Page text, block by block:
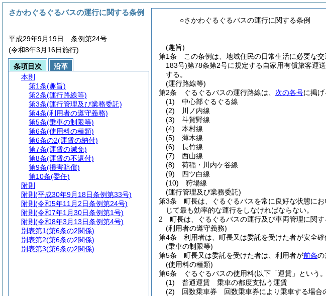
○さかわぐるぐるバスの運行に関する条例
(趣旨)
第1条
この条例は、地域住民の日常生活に必要な
183号)第78条第2号に規定する自家用有償旅客運
する。
(運行路線等)
第2条
ぐるぐるバスの運行路線は、 次の各号に掲
(1)
中心部ぐるぐる線
(2)
川ノ内線
(3)
斗賀野線
(4)
本村線
(5)
薄木線
(6)
長竹線
(7)
西山線
(8)
荷稲・川内ケ谷線
(9)
四ツ白線
(10)
狩場線
(運行管理及び業務委託)
第3条
町長は、ぐるぐるバスを常に良好な状態に
じて最も効率的な運行をしなければならない。
2
町長は、ぐるぐるバスの運行及び車両管理に関
(利用者の遵守義務)
第4条
利用者は、町長又は委託を受けた者が安全
(乗車の制限等)
第5条
町長又は委託を受けた者は、利用者が前条の
(使用料の種類)
第6条
ぐるぐるバスの使用料(以下「運賃」という
(1)
普通運賃 乗車の都度支払う運賃
(2)
回数乗車券 回数乗車券により乗車する場合
さかわぐるぐるバスの運行に関する条例
平成29年9月19日 条例第24号
(令和8年3月16日施行)
条項目次
沿革
本則
第1条(趣旨)
第2条(運行路線等)
第3条(運行管理及び業務委託)
第4条(利用者の遵守義務)
第5条(乗車の制限等)
第6条(使用料の種類)
第6条の2(運賃の納付)
第7条(運賃の減免)
第8条(運賃の不還付)
第9条(損害賠償)
第10条(委任)
附則
附則 (平成30年9月18日条例第33号)
附則 (令和5年11月2日条例第24号)
附則 (令和7年1月30日条例第1号)
附則 (令和8年3月13日条例第4号)
別表第1(第6条の2関係)
別表第2(第6条の2関係)
別表第3(第6条の2関係)